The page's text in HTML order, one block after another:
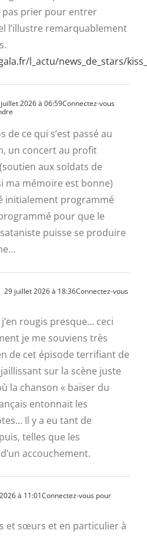
pas prier pour entrer
l’illustre remarquablement
l_actu/news_de_stars/
2026 à 06:59Connectez-vous
de ce qui s’est passé au
un concert au profit
aux soldats de
ma mémoire est bonne)
initialement programmé
pour que le
puisse se produire
29 juillet 2026 à 18:36Connectez-vous
rougis presque… ceci
je me souviens très
de cet épisode terrifiant de
sur la scène juste
la chanson « baiser du
entonnait les
Il y a eu tant de
telles que les
accouchement.
à 11:01Connectez-vous pour
et sœurs et en particulier à